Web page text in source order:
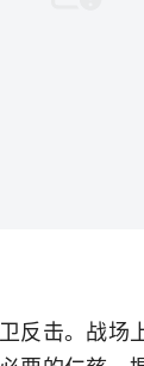
反击。战场